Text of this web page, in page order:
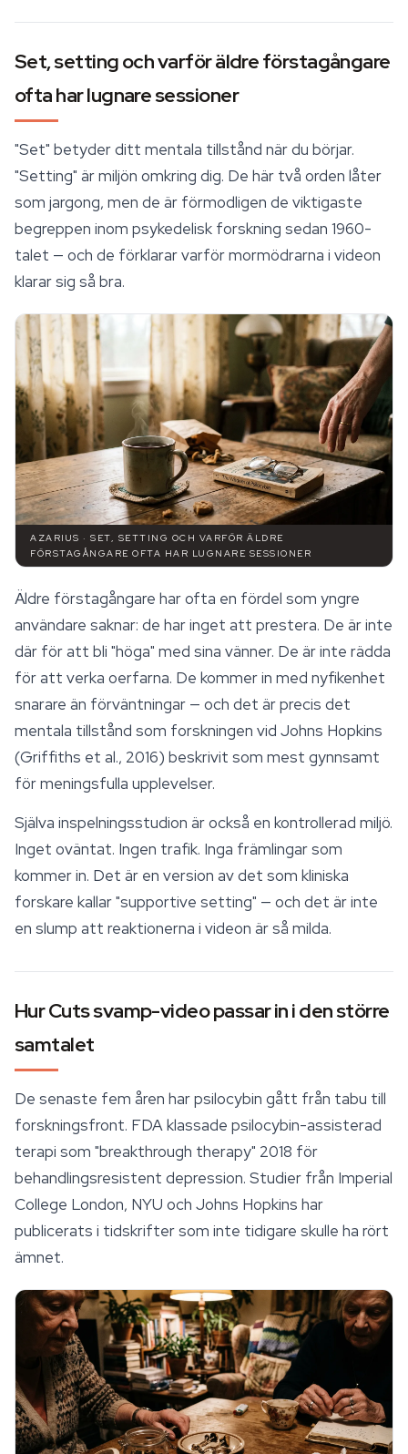
Set, setting och varför äldre förstagångare
ofta har lugnare sessioner
"Set" betyder ditt mentala tillstånd när du börjar.
"Setting" är miljön omkring dig. De här två orden låter
som jargong, men de är förmodligen de viktigaste
begreppen inom psykedelisk forskning sedan 1960-
talet — och de förklarar varför mormödrarna i videon
klarar sig så bra.
AZARIUS · SET, SETTING OCH VARFÖR ÄLDRE
FÖRSTAGÅNGARE OFTA HAR LUGNARE SESSIONER
Äldre förstagångare har ofta en fördel som yngre
användare saknar: de har inget att prestera. De är inte
där för att bli "höga" med sina vänner. De är inte rädda
för att verka oerfarna. De kommer in med nyfikenhet
snarare än förväntningar — och det är precis det
mentala tillstånd som forskningen vid Johns Hopkins
(Griffiths et al., 2016) beskrivit som mest gynnsamt
för meningsfulla upplevelser.
Själva inspelningsstudion är också en kontrollerad miljö.
Inget oväntat. Ingen trafik. Inga främlingar som
kommer in. Det är en version av det som kliniska
forskare kallar "supportive setting" — och det är inte
en slump att reaktionerna i videon är så milda.
Hur Cuts svamp-video passar in i den större
samtalet
De senaste fem åren har psilocybin gått från tabu till
forskningsfront. FDA klassade psilocybin-assisterad
terapi som "breakthrough therapy" 2018 för
behandlingsresistent depression. Studier från Imperial
College London, NYU och Johns Hopkins har
publicerats i tidskrifter som inte tidigare skulle ha rört
ämnet.